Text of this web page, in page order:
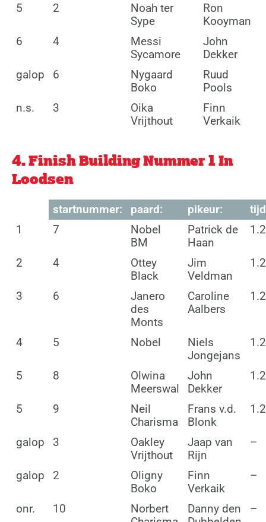
5
2
Noah ter
Sype
Ron
Kooyman
6
4
Messi
Sycamore
John
Dekker
galop
6
Nygaard
Boko
Ruud
Pools
n.s.
3
Oika
Vrijthout
Finn
Verkaik
4. Finish Building Nummer 1 In
Loodsen
startnummer: paard: pikeur:
1
7
Nobel
BM
Patrick de
Haan
2 4
Ottey
Black
Jim
Veldman
3 6
Janero
des
Monts
Caroline
Aalbers
4 5 Nobel
Niels
Jongejans
5 8
Olwina
Meerswal
John
Dekker
5 9
Neil
Charisma
Frans v.d.
Blonk
galop 3
Oakley
Vrijthout
Jaap van
Rijn
–
galop 2
Oligny
Boko
Finn
Verkaik
–
onr. 10
Norbert
Danny den
–